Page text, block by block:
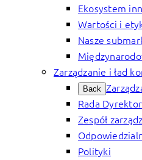
Ekosystem
Wartości i
Nasze
Zarządzanie i ład
Back
Rada
Zespół
Polityki